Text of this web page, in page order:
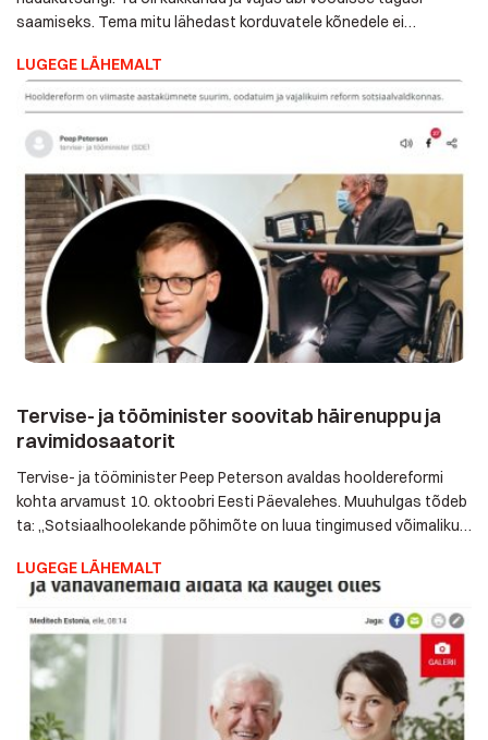
hädavajalikku abi osutasid. Päästeamet soovitabki hoida
[…]
Tervise- ja tööminister soovitab häirenuppu ja
ravimidosaatorit
kohta arvamust 10. oktoobri Eesti Päevalehes. Muuhulgas
tõdeb ta: „Sotsiaalhoolekande põhimõte on luua tingimused
nii vahetult kodus osutatava koduteenuse, tugiisiku, isikliku
abistada, kodude kohandamise või koduõendusega või ka
kaugjälgimisel tehnoloogiliste kodulahendustega, nt häirenupp
kukkumise korral, eaka mitteliikumisest märku andev
liikumisandur […]
LUGEGE LÄHEMALT